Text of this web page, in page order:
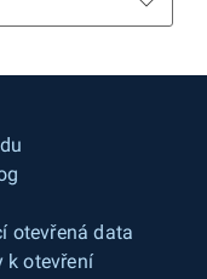
otevřená data
k otevření